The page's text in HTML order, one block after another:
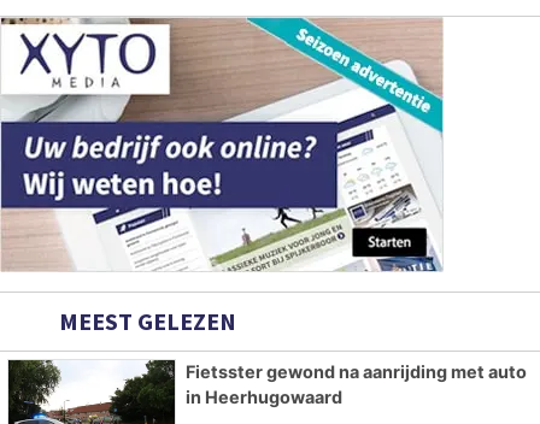
MEEST GELEZEN
Fietsster gewond na aanrijding met auto
in Heerhugowaard